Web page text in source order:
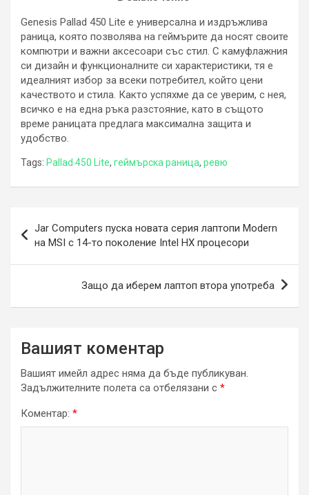
Genesis Pallad 450 Lite е универсална и издръжлива
раница, която позволява на геймърите да носят своите
компютри и важни аксесоари със стил. С камуфлажния
си дизайн и функционалните си характеристики, тя е
идеалният избор за всеки потребител, който цени
качеството и стила. Както успяхме да се уверим, с нея,
всичко е на една ръка разстояние, като в същото
време раницата предлага максимална защита и
удобство.
Tags: Pallad 450 Lite, геймърска раница, ревю
Jar Computers пуска новата серия лаптопи Modern
на MSI с 14-то поколение Intel HX процесори
Защо да иберем лаптоп втора употреба
Вашият коментар
Вашият имейл адрес няма да бъде публикуван.
Задължителните полета са отбелязани с *
Коментар: *